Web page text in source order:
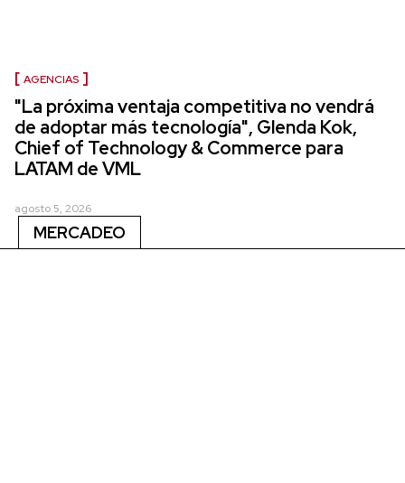
AGENCIAS
"La próxima ventaja competitiva no vendrá
de adoptar más tecnología", Glenda Kok,
Chief of Technology & Commerce para
LATAM de VML
agosto 5, 2026
MERCADEO